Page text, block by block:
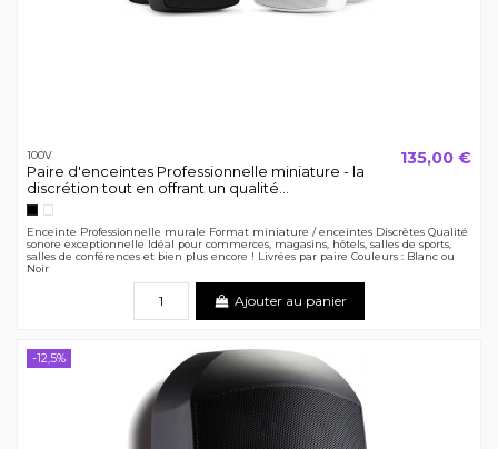
100V
Paire d'enceintes Professionnelle miniature - la
discrétion tout en offrant un qualité...
NoirBlanc
135,00 €
Enceinte Professionnelle murale Format miniature / enceintes Discrètes Qualité
sonore exceptionnelle Idéal pour commerces, magasins, hôtels, salles de sports,
salles de conférences et bien plus encore ! Livrées par paire Couleurs : Blanc ou
Noir
Ajouter au panier
-12,5%